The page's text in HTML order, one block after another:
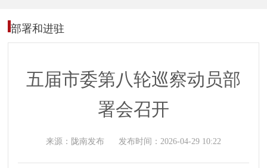
署和进驻
部署和进驻
五届市委第八轮巡察动员部
署会召开
来源： 陇南发布 发布时间： 2026-04-29 10:22